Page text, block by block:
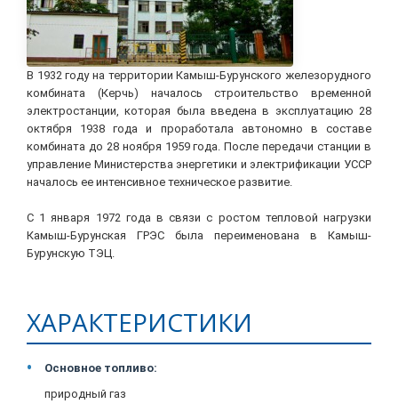
В 1932 году на территории Камыш-Бурунского железорудного
комбината (Керчь) началось строительство временной
электростанции, которая была введена в эксплуатацию 28
октября 1938 года и проработала автономно в составе
комбината до 28 ноября 1959 года. После передачи станции в
управление Министерства энергетики и электрификации УССР
началось ее интенсивное техническое развитие.
С 1 января 1972 года в связи с ростом тепловой нагрузки
Камыш-Бурунская ГРЭС была переименована в Камыш-
Бурунскую ТЭЦ.
ХАРАКТЕРИСТИКИ
Основное топливо:
природный газ